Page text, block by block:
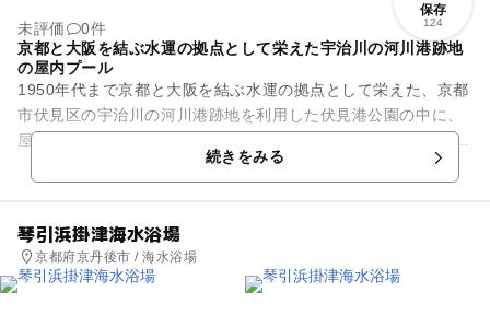
保存
124
未評価
0件
京都と大阪を結ぶ水運の拠点として栄えた宇治川の河川港跡地
の屋内プール
1950年代まで京都と大阪を結ぶ水運の拠点として栄えた、京都
市伏見区の宇治川の河川港跡地を利用した伏見港公園の中に、
屋内プールが設置されています。水深1m～1.2mで8本のコース
続きをみる
琴引浜掛津海水浴場
京都府京丹後市 / 海水浴場